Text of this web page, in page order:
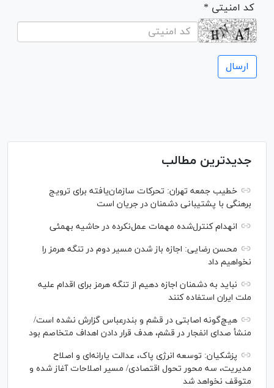
* کد امنیتی
جدیدترین مطالب
خطیب جمعه تهران: تحرکات سازمان‌یافته برای ترویج
برهنگی با پشتیبانی دشمنان در جریان است
انهدام کنترل‌شده مهمات عمل‌نکرده در حاشیه بهمئی
محسن رضایی: اجازه باز شدن مسیر دوم در تنگه هرمز را
نخواهیم داد
نباید به دشمنان اجازه دهیم از تنگه هرمز برای اقدام علیه
ملت ایران استفاده کنند
هیچ‌گونه اصابتی در قشم و بندرعباس گزارش نشده است/
منشأ صدای انفجار در قشم، هدف قرار دادن اهداف متخاصم بود
پزشکیان: توسعه انرژی پاک، عدالت یارانه‌ای و اصلاح
مدیریت، سه محور تحول اقتصادی/ مسیر اصلاحات آغاز شده و
متوقف نخواهد شد